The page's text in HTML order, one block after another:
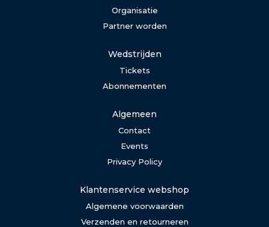
Organisatie
Partner worden
Wedstrijden
Tickets
Abonnementen
Algemeen
Contact
Events
Privacy Policy
Klantenservice webshop
Algemene voorwaarden
Verzenden en retourneren